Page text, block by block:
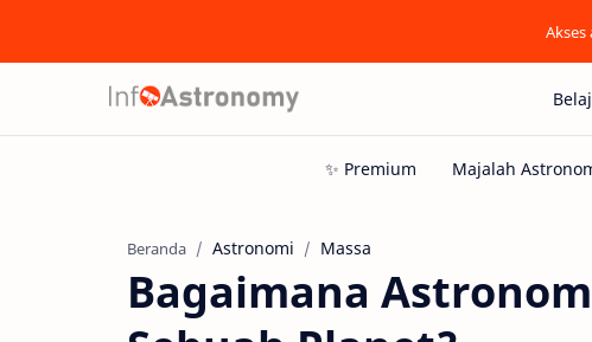
Beranda Astronomi Massa
Bagaimana